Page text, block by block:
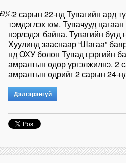
2 сарын 22-нд Тувагийн ард
тэмдэглэх юм. Тувачууд
нэрлэдэг байна. Тувагийн
Хуулинд зааснаар “Шагаа”
нд ОХУ болон Тувад цэргийн
амралтын өдөр үргэлжилнэ. 2
амралтын өдрийг 2 сарын 24-
Дэлгэрэнгүй